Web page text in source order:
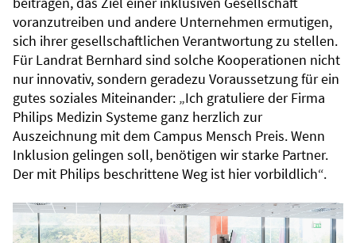
voranzutreiben und andere Unternehmen ermutigen,
sich ihrer gesellschaftlichen Verantwortung zu stellen.
Für Landrat Bernhard sind solche Kooperationen nicht
nur innovativ, sondern geradezu Voraussetzung für ein
gutes soziales Miteinander: „Ich gratuliere der Firma
Philips Medizin Systeme ganz herzlich zur
Auszeichnung mit dem Campus Mensch Preis. Wenn
Inklusion gelingen soll, benötigen wir starke Partner.
Der mit Philips beschrittene Weg ist hier vorbildlich“.